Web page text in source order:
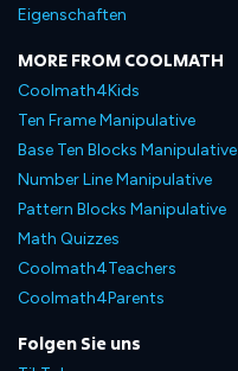
Eigenschaften
MORE FROM COOLMATH
Coolmath4Kids
Ten Frame Manipulative
Base Ten Blocks Manipulative
Number Line Manipulative
Pattern Blocks Manipulative
Math Quizzes
Coolmath4Teachers
Coolmath4Parents
Folgen Sie uns